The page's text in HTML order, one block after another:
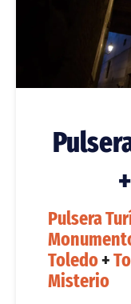
Pulsera
Toledo+
Misterio